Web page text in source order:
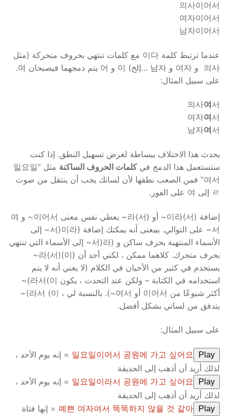
의사이어서
여자이어서
남자이어서
عندما ترتبط كلمة 이다 مع كلمات تنتهي بحروف متحركة (مثل
의사 و 여자 و 남자 …إلخ) 이 و 어 يتم دمجهما فيصبحان 여.
على سبيل المثال:
의사여서
여자여서
남자여서
يحدث هذا الاختلاف ببساطة لغرض تسهيل النطق. إذا كنت
ستستعمل هذا الدمج فيكلمات الحروف الساكنة
مثل “일요일
여서” فمن الصعب نطقها لأن لسانك يجب أن ينتقل من صوت
ㄹ إلى 여 على الفور.
إضافة (이라(서~ أو (라(서~ يعطي نفس معنى 이어서~ و 여
서~ على التوالي. بمعنى أنه يمكنك إضافة (이라(서~ إلى
الأسماء المنتهية بحرف ساكن و (라(서~ إلى الأسماء التي تنتهي
بحرف متحرك. كلاهما ممكن ، لكني أجد أن (이)라(서)~
يستخدم في كثير من الأحيان في الكلام (لا يعني أنه لا يتم
استخدامه في الكتابة – ولكن عند التحدث ، يكون 이)라서)~
أكثر شيوعًا من 이어서 أو 여서~). بالنسبة لي ، 이) 라서)~
يتدفق من لساني بشكل أفضل.
على سبيل المثال:
Play
일요일이어서 공원에 가고 싶어요 = إنه يوم الأحد ،
لذلك أريد أن أذهب إلى الحديقة
Play
일요일이라서 공원에 가고 싶어요 = إنه يوم الأحد ،
لذلك أريد أن أذهب إلى الحديقة
Play
예쁜 여자여서 똑똑하지 않을 것 같아 = إنها فتاة